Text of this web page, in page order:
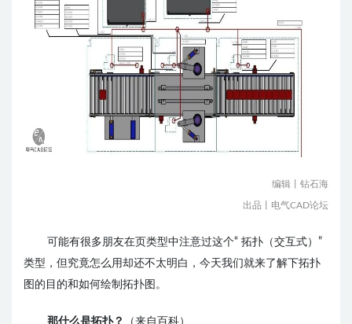
编辑丨钻石海
出品丨电气CAD论坛
可能有很多朋友在页类型中注意过这个“ 拓扑（交互式）”
类型，但究竟怎么用却还不太明白， 今天我们就来了解下拓扑
图的目的和如何绘制拓扑图。
那什么是拓扑？ （来自百科）